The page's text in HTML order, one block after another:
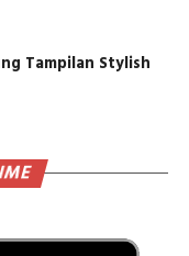
Tampilan Stylish